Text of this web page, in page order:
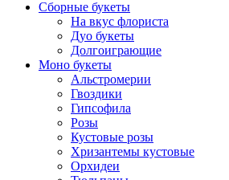
Сборные букеты
На вкус флориста
Дуо букеты
Долгоиграющие
Моно букеты
Альстромерии
Гвоздики
Гипсофила
Розы
Кустовые розы
Хризантемы кустовые
Орхидеи